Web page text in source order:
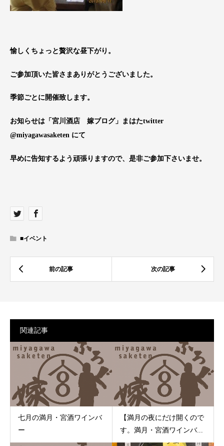
愉しくちょっと贅沢な昼下がり。
ご参加頂いた皆さまありがとうございました。
季節ごとに開催致します。
お知らせは「宮川酒店 嫁ブログ」まはたtwitter
@miyagawasaketen にて
早めに告知するよう頑張りますので、是非ご参加下さいませ。
■イベント
関連記事
七月の満月・宮酒ワインバ
ー
【満月の夜にだけ開くので
す。満月・宮酒ワインバ...